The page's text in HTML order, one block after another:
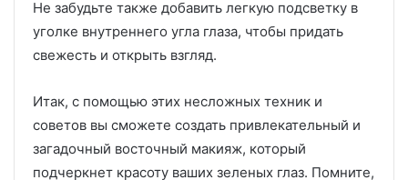
Не забудьте также добавить легкую подсветку в
уголке внутреннего угла глаза, чтобы придать
свежесть и открыть взгляд.
Итак, с помощью этих несложных техник и
советов вы сможете создать привлекательный и
загадочный восточный макияж, который
подчеркнет красоту ваших зеленых глаз. Помните,